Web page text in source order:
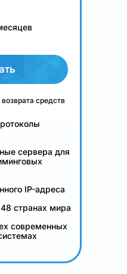
средств
сервера для
IP-адреса
странах мира
современных